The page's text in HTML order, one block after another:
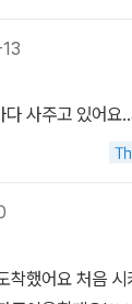
사주고 있어요
착했어요 처음